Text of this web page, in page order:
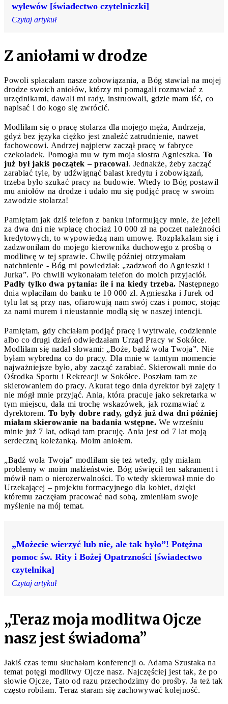
wylewów [świadectwo czytelniczki]
Czytaj artykuł
Z aniołami w drodze
Powoli spłacałam nasze zobowiązania, a Bóg stawiał na mojej
drodze swoich aniołów, którzy mi pomagali rozmawiać z
urzędnikami, dawali mi rady, instruowali, gdzie mam iść, co
napisać i do kogo się zwrócić.
Modliłam się o pracę stolarza dla mojego męża, Andrzeja,
gdyż bez języka ciężko jest znaleźć zatrudnienie, nawet
fachowcowi. Andrzej najpierw zaczął pracę w fabryce
czekoladek. Pomogła mu w tym moja siostra Agnieszka. To
już był jakiś początek – pracował. Jednakże, żeby zacząć
zarabiać tyle, by udźwignąć balast kredytu i zobowiązań,
trzeba było szukać pracy na budowie. Wtedy to Bóg postawił
mu aniołów na drodze i udało mu się podjąć pracę w swoim
zawodzie stolarza!
Pamiętam jak dziś telefon z banku informujący mnie, że jeżeli
za dwa dni nie wpłacę chociaż 10 000 zł na poczet należności
kredytowych, to wypowiedzą nam umowę. Rozpłakałam się i
zadzwoniłam do mojego kierownika duchowego z prośbą o
modlitwę w tej sprawie. Chwilę później otrzymałam
natchnienie - Bóg mi powiedział: „zadzwoń do Agnieszki i
Jurka”. Po chwili wykonałam telefon do moich przyjaciół.
Padły tylko dwa pytania: ile i na kiedy trzeba. Następnego
dnia wpłaciłam do banku te 10 000 zł. Agnieszka i Jurek od
tylu lat są przy nas, ofiarowują nam swój czas i pomoc, stojąc
za nami murem i nieustannie modlą się w naszej intencji.
Pamiętam, gdy chciałam podjąć pracę i wytrwale, codziennie
albo co drugi dzień odwiedzałam Urząd Pracy w Sokółce.
Modliłam się nadal słowami: „Boże, bądź wola Twoja”. Nie
byłam wybredna co do pracy. Dla mnie w tamtym momencie
najważniejsze było, aby zacząć zarabiać. Skierowali mnie do
Ośrodka Sportu i Rekreacji w Sokółce. Poszłam tam ze
skierowaniem do pracy. Akurat tego dnia dyrektor był zajęty i
nie mógł mnie przyjąć. Ania, która pracuje jako sekretarka w
tym miejscu, dała mi trochę wskazówek, jak rozmawiać z
dyrektorem. To były dobre rady, gdyż już dwa dni później
miałam skierowanie na badania wstępne. We wrześniu
minie już 7 lat, odkąd tam pracuję. Ania jest od 7 lat moją
serdeczną koleżanką. Moim aniołem.
„Bądź wola Twoja” modliłam się też wtedy, gdy miałam
problemy w moim małżeństwie. Bóg uświęcił ten sakrament i
mówił nam o nierozerwalności. To wtedy skierował mnie do
Urzekającej – projektu formacyjnego dla kobiet, dzięki
któremu zaczęłam pracować nad sobą, zmieniłam swoje
myślenie na mój temat.
„Możecie wierzyć lub nie, ale tak było”! Potężna
pomoc św. Rity i Bożej Opatrzności [świadectwo
czytelnika]
Czytaj artykuł
„Teraz moja modlitwa Ojcze
nasz jest świadoma”
Jakiś czas temu słuchałam konferencji o. Adama Szustaka na
temat potęgi modlitwy Ojcze nasz. Najczęściej jest tak, że po
słowie Ojcze, Tato od razu przechodzimy do prośby. Ja też tak
często robiłam. Teraz staram się zachowywać kolejność.